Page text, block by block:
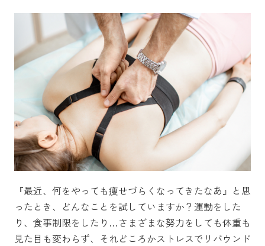
『最近、何をやっても痩せづらくなってきたなあ』と思
ったとき、どんなことを試していますか？運動をした
り、食事制限をしたり…さまざまな努力をしても体重も
見た目も変わらず、それどころかストレスでリバウンド